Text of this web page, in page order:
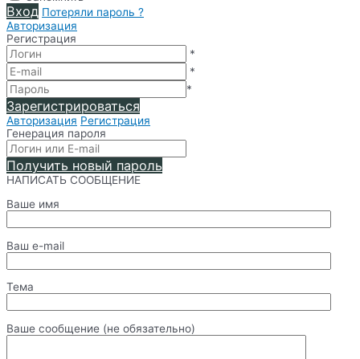
Вход Потеряли пароль ?
Авторизация
Регистрация
*
*
*
Зарегистрироваться
Авторизация Регистрация
Генерация пароля
Получить новый пароль
НАПИСАТЬ СООБЩЕНИЕ
Ваше имя
Ваш e-mail
Тема
Ваше сообщение (не обязательно)